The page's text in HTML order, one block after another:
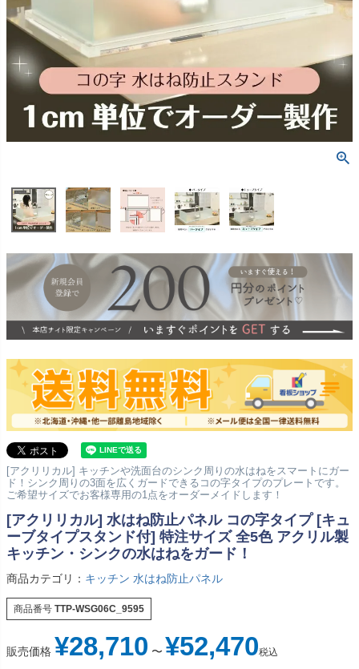
[アクリリカル] キッチンや洗面台のシンク周りの水はねをスマートにガー
ド！シンク周りの3面を広くガードできるコの字タイプのプレートです。
ご希望サイズでお客様専用の1点をオーダーメイドします！
[アクリリカル] 水はね防止パネル コの字タイプ [キュ
ーブタイプスタンド付] 特注サイズ 全5色 アクリル製
キッチン・シンクの水はねをガード！
商品カテゴリ： キッチン 水はね防止パネル
商品番号 TTP-WSG06C_9595
販売価格 ¥28,710 〜 ¥52,470税込